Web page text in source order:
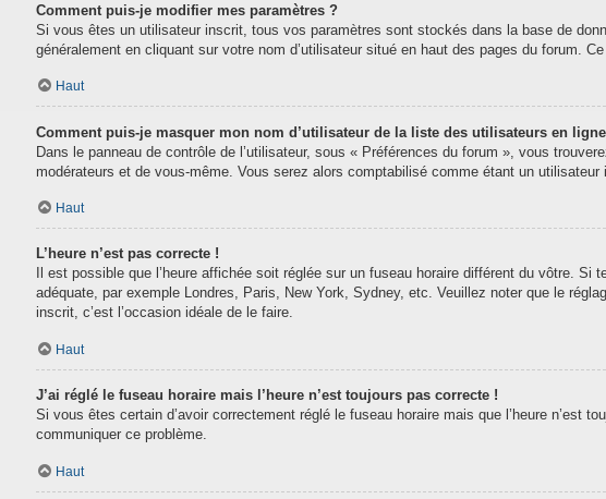
Comment puis-je modifier mes paramètres ?
Si vous êtes un utilisateur inscrit, tous vos paramètres sont stockés dans la base de
généralement en cliquant sur votre nom d’utilisateur situé en haut des pages du forum.
Haut
Comment puis-je masquer mon nom d’utilisateur de la liste des utilisateurs en
Dans le panneau de contrôle de l’utilisateur, sous « Préférences du forum », vous
modérateurs et de vous-même. Vous serez alors comptabilisé comme étant un utilisateur
Haut
L’heure n’est pas correcte !
Il est possible que l’heure affichée soit réglée sur un fuseau horaire différent du vôtre.
adéquate, par exemple Londres, Paris, New York, Sydney, etc. Veuillez noter que le
inscrit, c’est l’occasion idéale de le faire.
Haut
J’ai réglé le fuseau horaire mais l’heure n’est toujours pas correcte !
Si vous êtes certain d’avoir correctement réglé le fuseau horaire mais que l’heure n’est
communiquer ce problème.
Haut